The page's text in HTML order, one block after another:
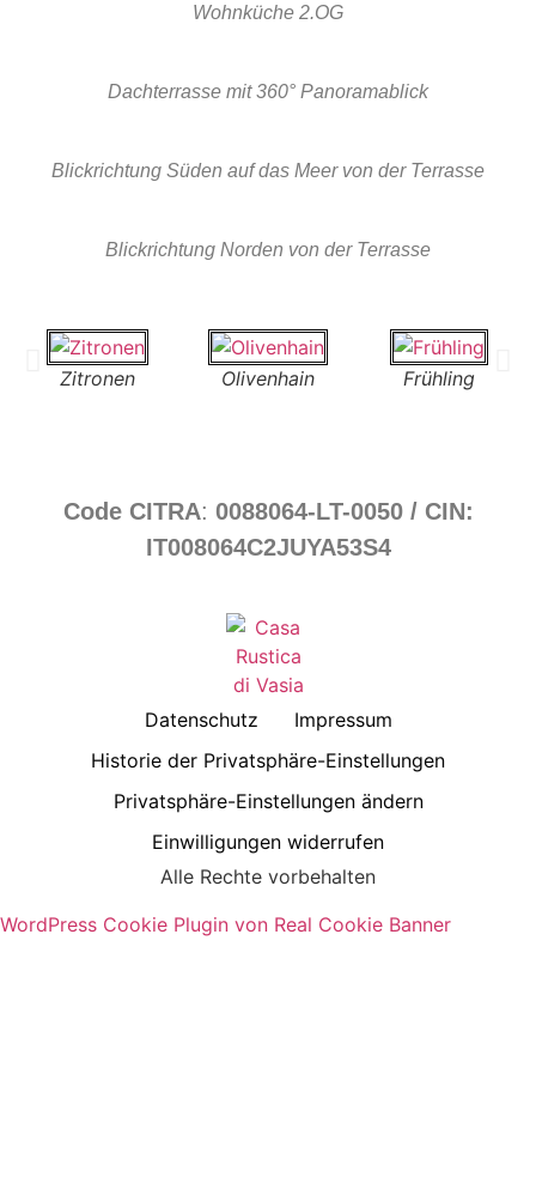
Wohnküche 2.OG
Dachterrasse mit 360° Panoramablick
Blickrichtung Süden auf das Meer von der Terrasse
Blickrichtung Norden von der Terrasse
Zitronen Olivenhain Frühling
Code CITRA: 0088064-LT-0050 / CIN:
IT008064C2JUYA53S4
Datenschutz
Impressum
Historie der Privatsphäre-Einstellungen
Privatsphäre-Einstellungen ändern
Einwilligungen widerrufen
Alle Rechte vorbehalten
WordPress Cookie Plugin von Real Cookie Banner